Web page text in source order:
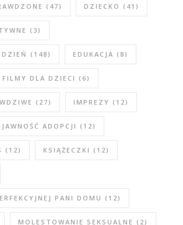
(47) DZIECKO (41)
(3)
(148) EDUKACJA (8)
FILMY DLA DZIECI (6)
(27) IMPREZY (12)
JAWNOŚĆ ADOPCJI (12)
(12) KSIĄŻECZKI (12)
PANI DOMU (12)
MOLESTOWANIE SEKSUALNE (2)